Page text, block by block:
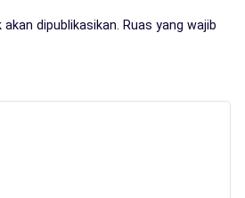
dipublikasikan.
Ruas yang wajib